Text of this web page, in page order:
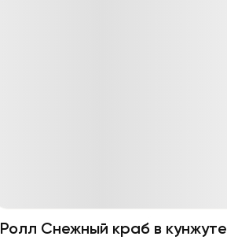
Ролл Снежный краб в кунжуте